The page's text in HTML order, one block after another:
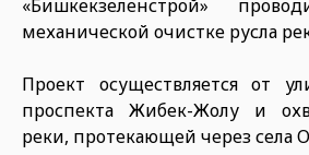
«Бишкекзеленстрой»
механической очистке русла
Проект осуществляется от
проспекта Жибек-Жолу и
реки, протекающей через села